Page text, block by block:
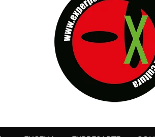
REINVENTAN [BITÁCORA 3.0] EN
FLASH PRESENTA EN EXVITA
BARDAGÍ EN EXVITA INTERPRETANDO A
PRESENTA [CURSO DE ARMONÍA
SARE NOS EXPLICA [DESCASADA]